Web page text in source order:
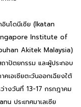
นโดนีเซีย (Ikatan
Institute of
Akitek Malaysia)
าปัตยกรรม และผู้ประกอบ
เอเชียตะวันออกเฉียงใต้
างวันที่ 13-17 กรกฎาคม
ประเทศมาเลเซีย